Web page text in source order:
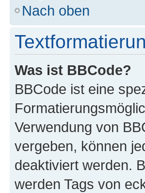
Nach oben
Was ist BBCode?
BBCode ist eine
Verwendung von
vergeben, können
deaktiviert werden.
werden Tags von